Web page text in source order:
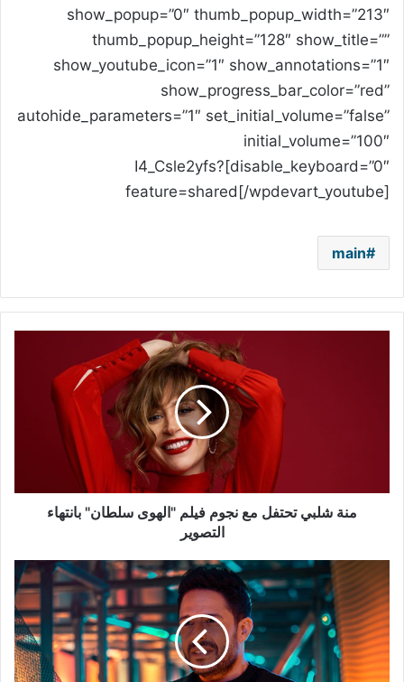
show_popup=”0″ thumb_popup_width=”213″
thumb_popup_height=”128″ show_title=””
show_youtube_icon=”1″ show_annotations=”1″
show_progress_bar_color=”red”
autohide_parameters=”1″ set_initial_volume=”false”
initial_volume=”100″
disable_keyboard=”0″]I4_Csle2yfs?
feature=shared[/wpdevart_youtube]
main
بانتهاء
التصويرمنة شلبي تحتفل مع نجوم فيلم "الهوى سلطان" بانتهاء
التصوير
أغنية
مسلسل
"العتاولة"
من
محمد